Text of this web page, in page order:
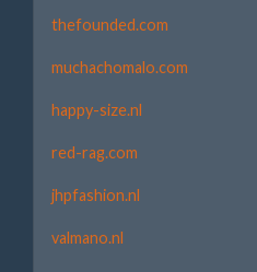
thefounded.com
muchachomalo.com
happy-size.nl
red-rag.com
jhpfashion.nl
valmano.nl